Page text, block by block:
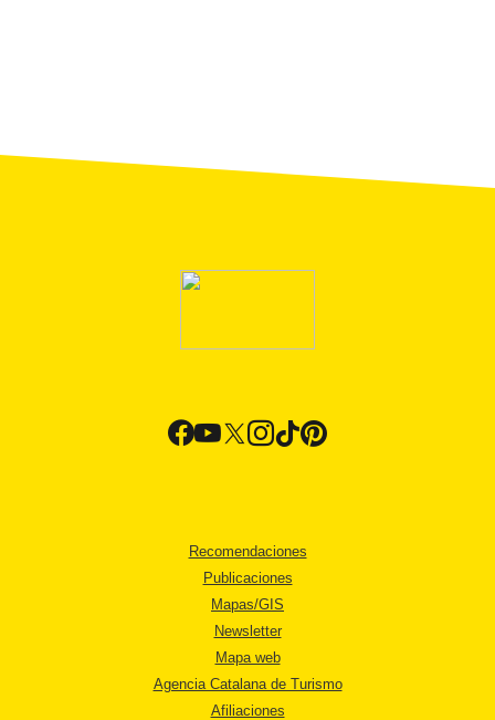
Recomendaciones
Publicaciones
Mapas/GIS
Newsletter
Mapa web
Agencia Catalana de Turismo
Afiliaciones